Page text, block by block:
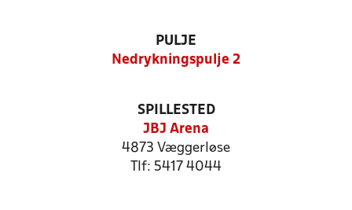
PULJE
Nedrykningspulje 2
SPILLESTED
JBJ Arena
4873 Væggerløse
Tlf: 5417 4044